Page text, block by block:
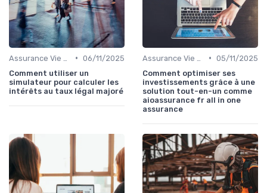
• 06/11/2025
Comment utiliser un
simulateur pour calculer les
intérêts au taux légal majoré
• 05/11/2025
Comment optimiser ses
investissements grâce à une
solution tout-en-un comme
aioassurance fr all in one
assurance